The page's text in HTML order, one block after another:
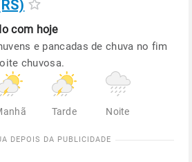
com hoje
e pancadas de chuva no fim
chuvosa.
Tarde Noite